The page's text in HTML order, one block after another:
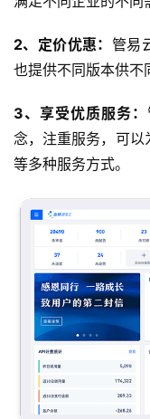
2、定价优惠： 管易
也提供不同版本供不
3、享受优质服务：
念，注重服务，可
等多种服务方式。